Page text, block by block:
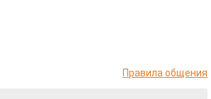
Правила общения